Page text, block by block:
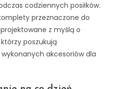
codziennych posiłków.
przeznaczone do
z myślą o
poszukują
akcesoriów dla